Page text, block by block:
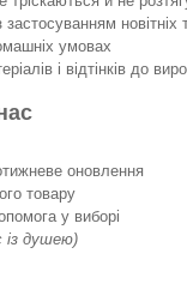
новітніх
умовах
і відтінків до
оновлення
товару
у виборі
із душею)